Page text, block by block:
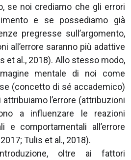
se noi crediamo che gli errori
e se possediamo già
pregresse sull’argomento,
all’errore saranno più adattive
et al., 2018). Allo stesso modo,
mentale di noi come
(concetto di sé accademico)
l’errore (attribuzioni
a influenzare le reazioni
e comportamentali all’errore
Tulis et al., 2018).
oltre ai fattori